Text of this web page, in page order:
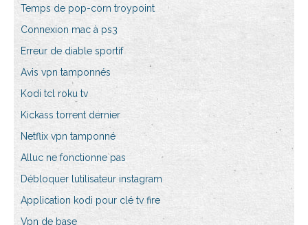
Temps de pop-corn troypoint
Connexion mac à ps3
Erreur de diable sportif
Avis vpn tamponnés
Kodi tcl roku tv
Kickass torrent dernier
Netflix vpn tamponné
Alluc ne fonctionne pas
Débloquer lutilisateur instagram
Application kodi pour clé tv fire
Vpn de base